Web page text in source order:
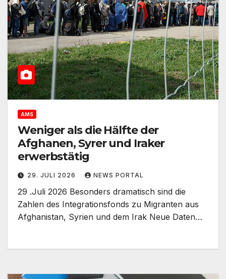
AMS
Weniger als die Hälfte der
Afghanen, Syrer und Iraker
erwerbstätig
29. JULI 2026 NEWS PORTAL
29 .Juli 2026 Besonders dramatisch sind die
Zahlen des Integrationsfonds zu Migranten aus
Afghanistan, Syrien und dem Irak Neue Daten…